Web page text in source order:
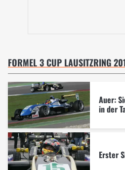
FORMEL 3 CUP LAUSITZRING
Auer:
in der
Erster